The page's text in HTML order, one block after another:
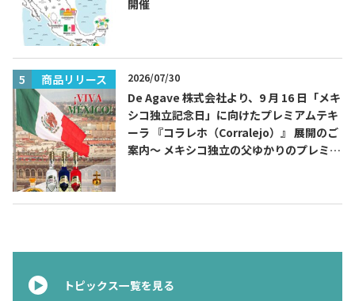
開催
商品リリース 2026/07/30
De Agave 株式会社より、9 月 16 日「メキ
シコ独立記念日」に向けたプレミアムテキ
ーラ 『コラレホ（Corralejo）』 展開のご
案内〜 メキシコ独立の父ゆかりのプレミア
トピックス一覧を見る